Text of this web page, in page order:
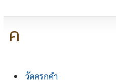
ค
วัดครกคำ